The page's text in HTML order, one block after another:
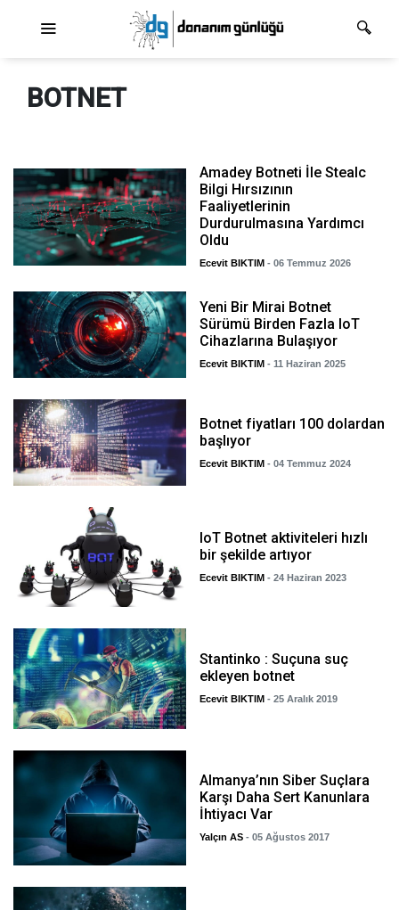
BOTNET
Amadey Botneti İle Stealc
Bilgi Hırsızının
Faaliyetlerinin
Durdurulmasına Yardımcı
Oldu
Ecevit BIKTIM - 06 Temmuz 2026
Yeni Bir Mirai Botnet
Sürümü Birden Fazla IoT
Cihazlarına Bulaşıyor
Ecevit BIKTIM - 11 Haziran 2025
Botnet fiyatları 100 dolardan
başlıyor
Ecevit BIKTIM - 04 Temmuz 2024
IoT Botnet aktiviteleri hızlı
bir şekilde artıyor
Ecevit BIKTIM - 24 Haziran 2023
Stantinko : Suçuna suç
ekleyen botnet
Ecevit BIKTIM - 25 Aralık 2019
Almanya’nın Siber Suçlara
Karşı Daha Sert Kanunlara
İhtiyacı Var
Yalçın AS - 05 Ağustos 2017